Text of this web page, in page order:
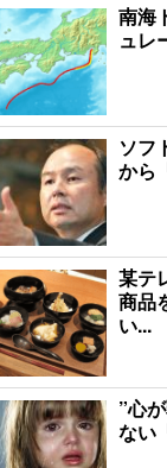
南海
ュレ
ソフ
から
某テ
商品
い...
”心
ない